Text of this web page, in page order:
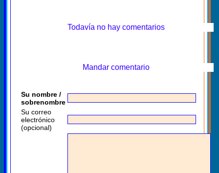
Todavía no hay comentarios
Mandar comentario
Su nombre /
sobrenombre
Su correo
electrónico
(opcional)